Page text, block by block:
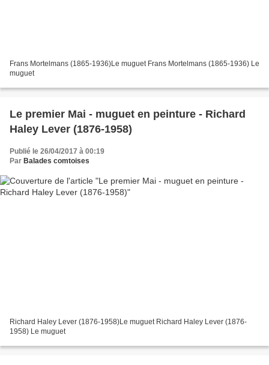
Frans Mortelmans (1865-1936)Le muguet Frans Mortelmans (1865-1936) Le
muguet
Le premier Mai - muguet en peinture - Richard
Haley Lever (1876-1958)
Publié le 26/04/2017 à 00:19
Par Balades comtoises
Richard Haley Lever (1876-1958)Le muguet Richard Haley Lever (1876-
1958) Le muguet